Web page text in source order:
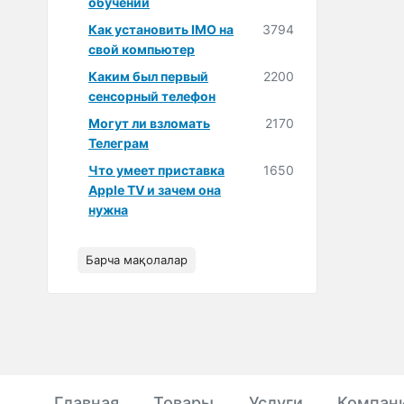
Как установить IMO на
свой компьютер
3794
Каким был первый
сенсорный телефон
2200
Могут ли взломать
Телеграм
2170
Что умеет приставка
Apple TV и зачем она
нужна
1650
Барча мақолалар